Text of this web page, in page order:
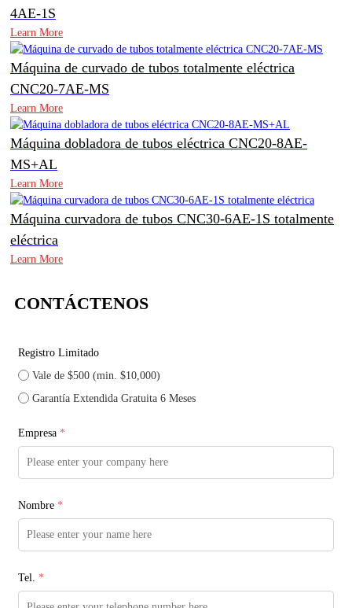
4AE-1S
Learn More
Máquina de curvado de tubos totalmente eléctrica
CNC20-7AE-MS
Learn More
Máquina dobladora de tubos eléctrica CNC20-8AE-
MS+AL
Learn More
Máquina curvadora de tubos CNC30-6AE-1S totalmente
eléctrica
Learn More
CONTÁCTENOS
Registro Limitado
Vale de $500 (min. $10,000)
Garantía Extendida Gratuita 6 Meses
Empresa *
Nombre *
Tel. *